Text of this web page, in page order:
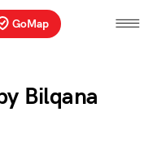
GoMap
Bilqana